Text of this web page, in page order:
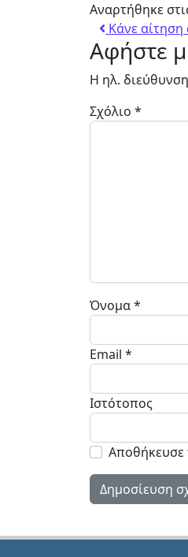
Αναρτήθηκε
Κάνε
Αφήστε
Η ηλ.
Σχόλιο *
Όνομα*
Email *
Ιστότοπος
Αποθήκευσε